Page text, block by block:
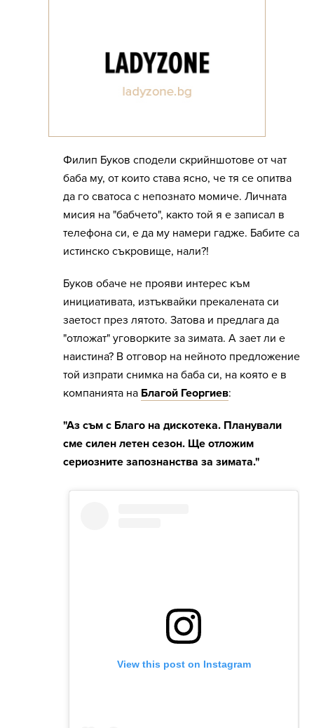
Филип Буков сподели скрийншотове от чат
баба му, от които става ясно, че тя се опитва
да го сватоса с непознато момиче. Личната
мисия на "бабчето", както той я е записал в
телефона си, е да му намери гадже. Бабите са
истинско съкровище, нали?!
Буков обаче не прояви интерес към
инициативата, изтъквайки прекалената си
заетост през лятото. Затова и предлага да
"отложат" уговорките за зимата. А зает ли е
наистина? В отговор на нейното предложение
той изпрати снимка на баба си, на която е в
компанията на Благой Георгиев:
"Аз съм с Благо на дискотека. Планували
сме силен летен сезон. Ще отложим
сериозните запознанства за зимата."